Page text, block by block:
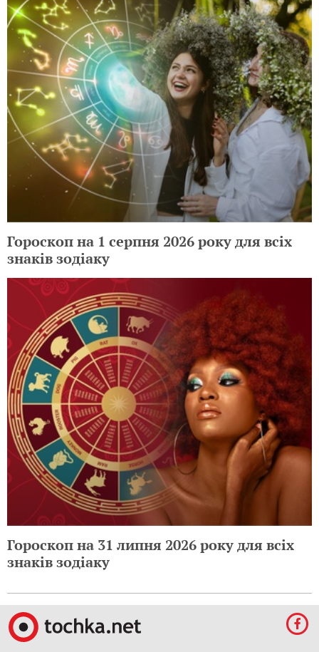
Гороскоп на 1 серпня 2026 року для всіх
знаків зодіаку
Гороскоп на 31 липня 2026 року для всіх
знаків зодіаку